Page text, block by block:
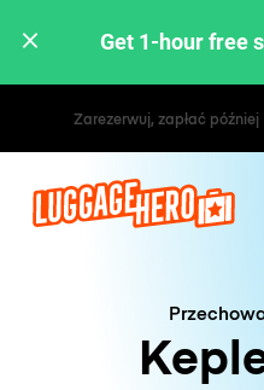
Get 1-hour free
Stawki